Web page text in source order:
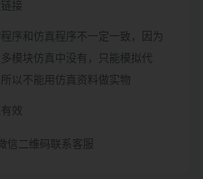
接
序和仿真程序不一定一致，因为
模块仿真中没有，只能模拟代
所以不能用仿真资料做实物
效
信二维码联系客服